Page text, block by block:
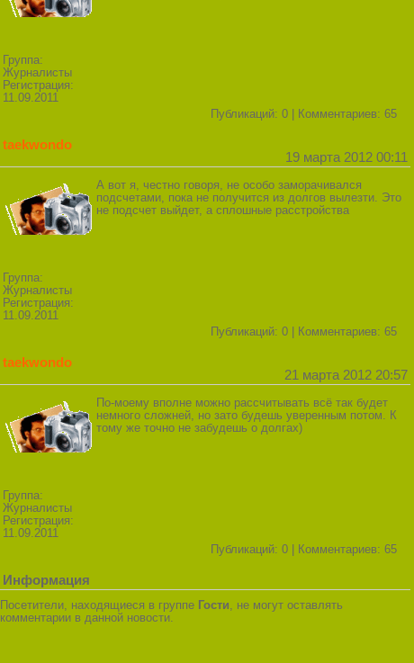
Группа:
Журналисты
Регистрация:
11.09.2011
Публикаций: 0 | Комментариев: 65
taekwondo
19 марта 2012 00:11
Группа:
Журналисты
Регистрация:
11.09.2011
А вот я, честно говоря, не особо заморачивался
подсчетами, пока не получится из долгов вылезти. Это
не подсчет выйдет, а сплошные расстройства
Публикаций: 0 | Комментариев: 65
taekwondo
21 марта 2012 20:57
Группа:
Журналисты
Регистрация:
11.09.2011
По-моему вполне можно рассчитывать всё так будет
немного сложней, но зато будешь уверенным потом. К
тому же точно не забудешь о долгах)
Публикаций: 0 | Комментариев: 65
Информация
Посетители, находящиеся в группе Гости, не могут оставлять
комментарии в данной новости.